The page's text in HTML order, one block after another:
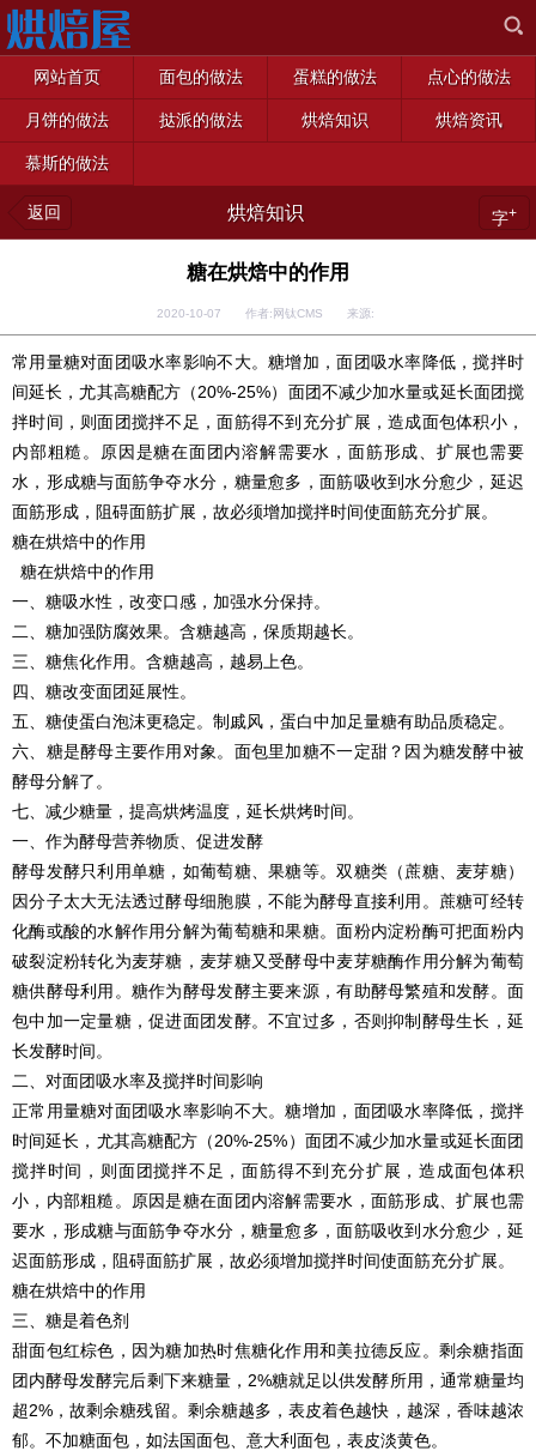
网站首页 面包的做法 蛋糕的做法 点心的做法
月饼的做法 挞派的做法 烘焙知识 烘焙资讯
慕斯的做法
返回 烘焙知识 字+
糖在烘焙中的作用
2020-10-07 作者:网钛CMS 来源:
常用量糖对面团吸水率影响不大。糖增加，面团吸水率降低，搅拌时
间延长，尤其高糖配方（20%-25%）面团不减少加水量或延长面团搅
拌时间，则面团搅拌不足，面筋得不到充分扩展，造成面包体积小，
内部粗糙。原因是糖在面团内溶解需要水，面筋形成、扩展也需要
水，形成糖与面筋争夺水分，糖量愈多，面筋吸收到水分愈少，延迟
面筋形成，阻碍面筋扩展，故必须增加搅拌时间使面筋充分扩展。
糖在烘焙中的作用
糖在烘焙中的作用
一、糖吸水性，改变口感，加强水分保持。
二、糖加强防腐效果。含糖越高，保质期越长。
三、糖焦化作用。含糖越高，越易上色。
四、糖改变面团延展性。
五、糖使蛋白泡沫更稳定。制戚风，蛋白中加足量糖有助品质稳定。
六、糖是酵母主要作用对象。面包里加糖不一定甜？因为糖发酵中被
酵母分解了。
七、减少糖量，提高烘烤温度，延长烘烤时间。
一、作为酵母营养物质、促进发酵
酵母发酵只利用单糖，如葡萄糖、果糖等。双糖类（蔗糖、麦芽糖）
因分子太大无法透过酵母细胞膜，不能为酵母直接利用。蔗糖可经转
化酶或酸的水解作用分解为葡萄糖和果糖。面粉内淀粉酶可把面粉内
破裂淀粉转化为麦芽糖，麦芽糖又受酵母中麦芽糖酶作用分解为葡萄
糖供酵母利用。糖作为酵母发酵主要来源，有助酵母繁殖和发酵。面
包中加一定量糖，促进面团发酵。不宜过多，否则抑制酵母生长，延
长发酵时间。
二、对面团吸水率及搅拌时间影响
正常用量糖对面团吸水率影响不大。糖增加，面团吸水率降低，搅拌
时间延长，尤其高糖配方（20%-25%）面团不减少加水量或延长面团
搅拌时间，则面团搅拌不足，面筋得不到充分扩展，造成面包体积
小，内部粗糙。原因是糖在面团内溶解需要水，面筋形成、扩展也需
要水，形成糖与面筋争夺水分，糖量愈多，面筋吸收到水分愈少，延
迟面筋形成，阻碍面筋扩展，故必须增加搅拌时间使面筋充分扩展。
糖在烘焙中的作用
三、糖是着色剂
甜面包红棕色，因为糖加热时焦糖化作用和美拉德反应。剩余糖指面
团内酵母发酵完后剩下来糖量，2%糖就足以供发酵所用，通常糖量均
超2%，故剩余糖残留。剩余糖越多，表皮着色越快，越深，香味越浓
郁。不加糖面包，如法国面包、意大利面包，表皮淡黄色。